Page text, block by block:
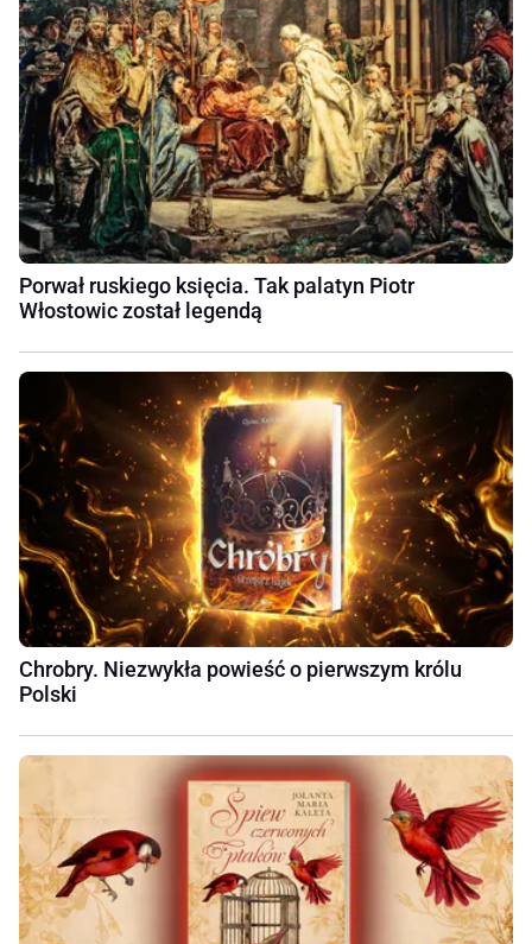
Porwał ruskiego księcia. Tak palatyn Piotr
Włostowic został legendą
Chrobry. Niezwykła powieść o pierwszym królu
Polski